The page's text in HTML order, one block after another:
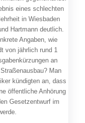
eines schlechten
in Wiesbaden
Hartmann deutlich.
Angaben, wie
von jährlich rund 1
an
Man
kündigten an, dass
öffentliche Anhörung
Gesetzentwurf im